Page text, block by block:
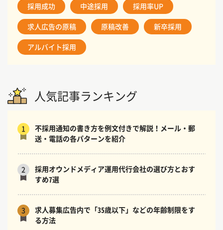
採用成功 中途採用 採用率UP
求人広告の原稿 原稿改善 新卒採用
アルバイト採用
人気記事ランキング
1
不採用通知の書き方を例文付きで解説！メール・郵
送・電話の各パターンを紹介
2
採用オウンドメディア運用代行会社の選び方とおす
すめ7選
3
求人募集広告内で「35歳以下」などの年齢制限をす
る方法